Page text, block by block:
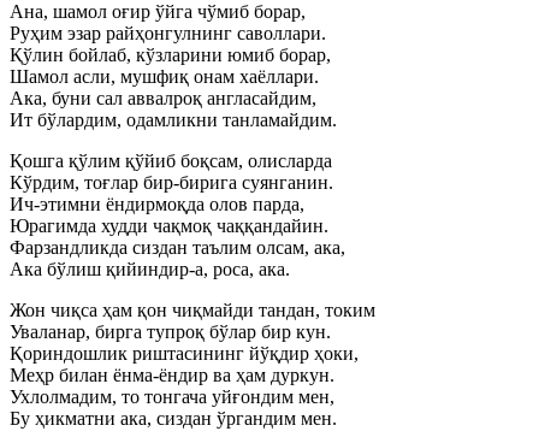
Ана, шамол оғир ўйга чўмиб борар,
Руҳим эзар райҳонгулнинг саволлари.
Қўлин бойлаб, кўзларини юмиб борар,
Шамол асли, мушфиқ онам хаёллари.
Ака, буни сал аввалроқ англасайдим,
Ит бўлардим, одамликни танламайдим.
Қошга қўлим қўйиб боқсам, олисларда
Кўрдим, тоғлар бир-бирига суянганин.
Ич-этимни ёндирмоқда олов парда,
Юрагимда худди чақмоқ чаққандайин.
Фарзандликда сиздан таълим олсам, ака,
Ака бўлиш қийиндир-а, роса, ака.
Жон чиқса ҳам қон чиқмайди тандан, токим
Уваланар, бирга тупроқ бўлар бир кун.
Қориндошлик риштасининг йўқдир ҳоки,
Меҳр билан ёнма-ёндир ва ҳам дуркун.
Ухлолмадим, то тонгача уйғондим мен,
Бу ҳикматни ака, сиздан ўргандим мен.